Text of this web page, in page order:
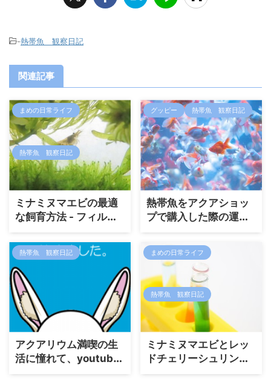
-熱帯魚 観察日記
関連記事
まめの日常ライフ
熱帯魚 観察日記
ミナミヌマエビの最適
な飼育方法 - フィルタ
ー（ろ過器）選び
グッピー 熱帯魚 観察日記
熱帯魚をアクアショッ
プで購入した際の運び
方・グッピーなどダメ
ージを与えない運搬方
法のコツ
熱帯魚 観察日記
アクアリウム満喫の生
活に憧れて、youtube
を始めました。
まめの日常ライフ
熱帯魚 観察日記
ミナミヌマエビとレッ
ドチェリーシュリン
プ、レッドファイヤー